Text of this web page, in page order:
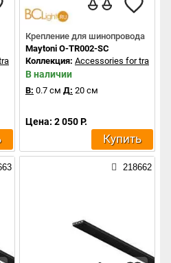
Exility
Крепление для шинопровода
Maytoni O-TR002-SC
Коллекция: Accessories for tracks
В наличии
В: 0.7 см Д: 20 см
Цена: 2 050 Р.
Купить
218662